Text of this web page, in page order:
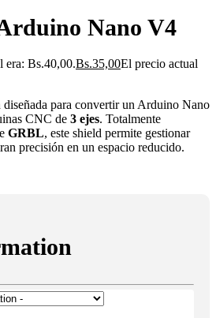
Nano V4
era: Bs.40,00.Bs.35,00El precio actual
diseñada para convertir un Arduino Nano
CNC de 3 ejes. Totalmente
GRBL, este shield permite gestionar
precisión en un espacio reducido.